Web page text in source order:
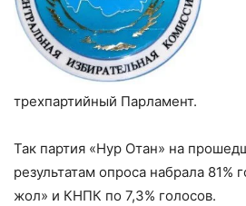
трехпартийный Парламент.
Так партия «Нур Отан» на
результатам опроса набрала 81%
жол» и КНПК по 7,3% голосов.